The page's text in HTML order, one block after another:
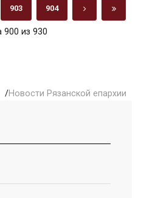
900 из 930
903 904
Новости Рязанской епархии